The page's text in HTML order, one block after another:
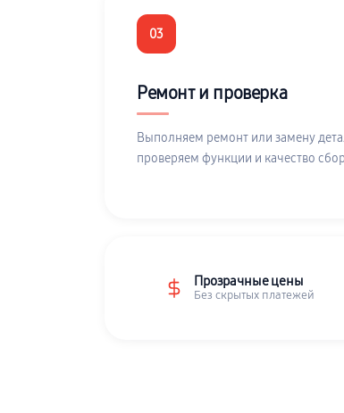
03
Ремонт и проверка
Выполняем ремонт или замену
проверяем функции и качество
Прозрачные цены
Без скрытых платежей